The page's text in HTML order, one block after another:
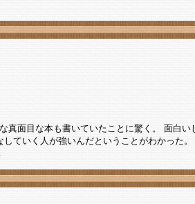
真面目な本も書いていたことに驚く。 面白
ていく人が強いんだということがわかった。